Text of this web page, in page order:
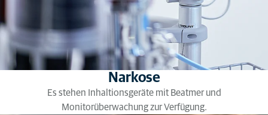
Narkose
Es stehen Inhaltionsgeräte mit Beatmer und
Monitorüberwachung zur Verfügung.